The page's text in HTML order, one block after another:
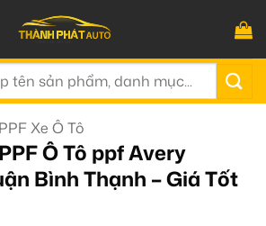
Xe Ô Tô
Ô Tô ppf Avery
Bình Thạnh – Giá Tốt